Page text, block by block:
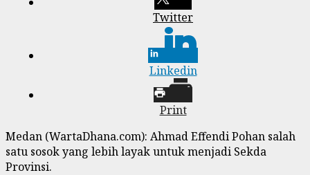
Twitter
Linkedin
Print
Medan (WartaDhana.com): Ahmad Effendi Pohan salah
satu sosok yang lebih layak untuk menjadi Sekda
Provinsi.